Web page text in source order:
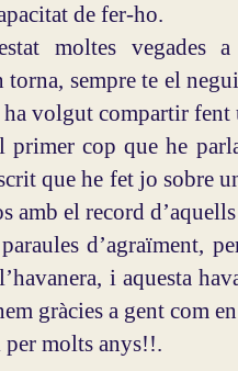
de fer-ho.
moltes vegades
torna, sempre te el
ha volgut compartir fent
primer cop que he
que he fet jo sobre
amb el record
d’agraïment,
i aquesta
gràcies a gent com
per molts anys!!.